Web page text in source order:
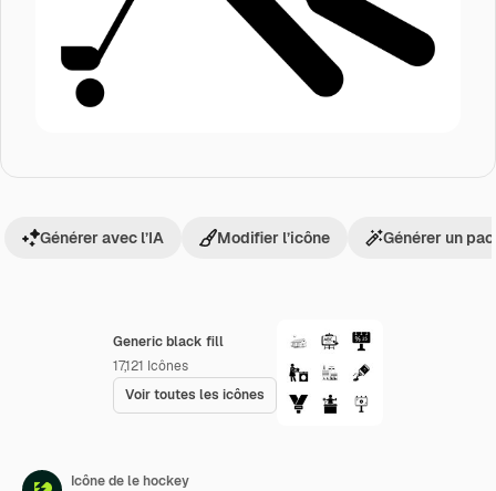
Generic black fill
17,121 Icônes
Voir toutes les icônes
Générer avec l’IA Modifier l’icône Générer un
Icône de le hockey